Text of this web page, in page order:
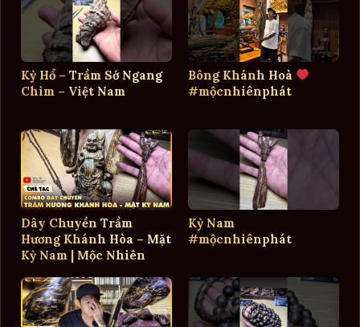
Kỳ Hổ – Trầm Sớ Ngang
Chìm – Việt Nam
Bông Khánh Hoà
#mộcnhiênphát
Dây Chuyền Trầm
Hương Khánh Hòa – Mặt
Kỳ Nam | Mộc Nhiên
Kỳ Nam
#mộcnhiênphát